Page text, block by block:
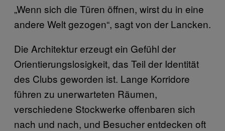
„Wenn sich die Türen öffnen, wirst du in eine
andere Welt gezogen“, sagt von der Lancken.
Die Architektur erzeugt ein Gefühl der
Orientierungslosigkeit, das Teil der Identität
des Clubs geworden ist. Lange Korridore
führen zu unerwarteten Räumen,
verschiedene Stockwerke offenbaren sich
nach und nach, und Besucher entdecken oft